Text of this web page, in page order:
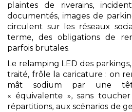
plaintes de riverains,
documentés, images de
circulent sur les réseaux
terme, des obligations de
parfois brutales.
Le relamping LED des
traité, frôle la caricature : on
mât sodium par une
« équivalente », sans
répartitions, aux scénarios de